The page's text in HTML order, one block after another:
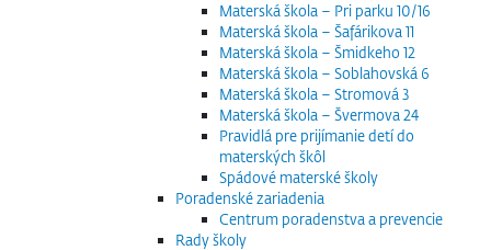
Materská škola – Pri parku 10/16
Materská škola – Šafárikova 11
Materská škola – Šmidkeho 12
Materská škola – Soblahovská 6
Materská škola – Stromová 3
Materská škola – Švermova 24
Pravidlá pre prijímanie detí do
materských škôl
Spádové materské školy
Poradenské zariadenia
Centrum poradenstva a prevencie
Rady školy